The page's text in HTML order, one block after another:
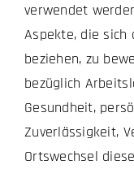
verwendet
Aspekte, die sich
beziehen, zu
bezüglich
Gesundheit,
Zuverlässigkeit,
Ortswechsel